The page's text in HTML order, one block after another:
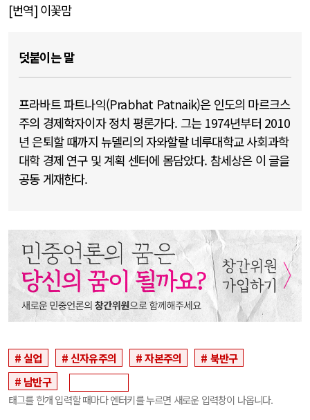
[번역] 이꽃맘
덧붙이는 말
프라바트 파트나익(Prabhat Patnaik)은 인도의 마르크스
주의 경제학자이자 정치 평론가다. 그는 1974년부터 2010
년 은퇴할 때까지 뉴델리의 자와할랄 네루대학교 사회과학
대학 경제 연구 및 계획 센터에 몸담았다. 참세상은 이 글을
공동 게재한다.
실업 신자유주의 자본주의
북반구
남반구
태그를 한개 입력할 때마다 엔터키를 누르면 새로운 입력창이 나옵니다.